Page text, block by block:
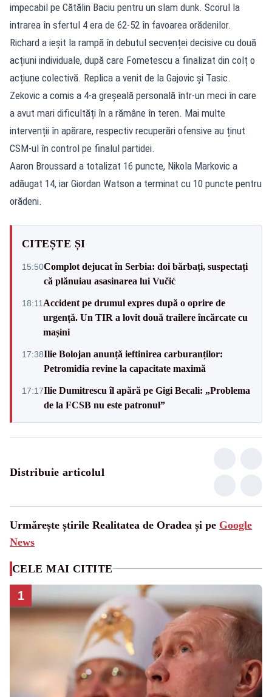
impecabil pe Cătălin Baciu pentru un slam dunk. Scorul la
intrarea în sfertul 4 era de 62-52 în favoarea orădenilor.
Richard a ieșit la rampă în debutul secvenței decisive cu două
acțiuni individuale, după care Fometescu a finalizat din colț o
acțiune colectivă. Replica a venit de la Gajovic și Tasic.
Zekovic a comis a 4-a greșeală personală într-un meci în care
a avut mari dificultăți în a rămâne în teren. Mai multe
intervenții în apărare, respectiv recuperări ofensive au ținut
CSM-ul în control pe finalul partidei.
Aaron Broussard a totalizat 16 puncte, Nikola Markovic a
adăugat 14, iar Giordan Watson a terminat cu 10 puncte pentru
orădeni.
CITEȘTE ȘI
15:50Complot dejucat în Serbia: doi bărbați, suspectați
că plănuiau asasinarea lui Vučić
18:11 Accident pe drumul expres după o oprire de
urgență. Un TIR a lovit două trailere încărcate cu
mașini
17:38Ilie Bolojan anunță ieftinirea carburanților:
Petromidia revine la capacitate maximă
17:17Ilie Dumitrescu îl apără pe Gigi Becali: „Problema
de la FCSB nu este patronul”
Distribuie articolul
Urmărește știrile Realitatea de Oradea și pe Google
News
CELE MAI CITITE
1